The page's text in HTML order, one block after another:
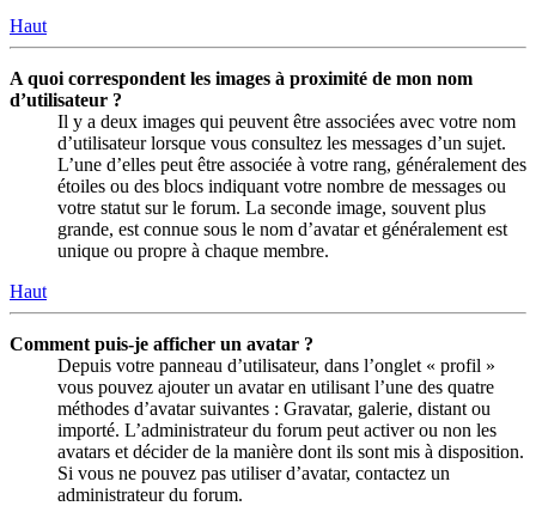
Haut
A quoi correspondent les images à proximité de mon nom
d’utilisateur ?
Il y a deux images qui peuvent être associées avec votre nom
d’utilisateur lorsque vous consultez les messages d’un sujet.
L’une d’elles peut être associée à votre rang, généralement des
étoiles ou des blocs indiquant votre nombre de messages ou
votre statut sur le forum. La seconde image, souvent plus
grande, est connue sous le nom d’avatar et généralement est
unique ou propre à chaque membre.
Haut
Comment puis-je afficher un avatar ?
Depuis votre panneau d’utilisateur, dans l’onglet « profil »
vous pouvez ajouter un avatar en utilisant l’une des quatre
méthodes d’avatar suivantes : Gravatar, galerie, distant ou
importé. L’administrateur du forum peut activer ou non les
avatars et décider de la manière dont ils sont mis à disposition.
Si vous ne pouvez pas utiliser d’avatar, contactez un
administrateur du forum.